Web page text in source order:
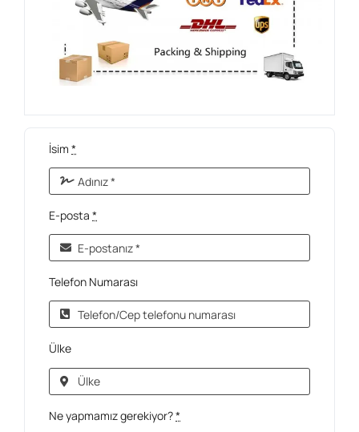
İsim*
E-posta*
Telefon Numarası
Ülke
Ne yapmamız gerekiyor?*